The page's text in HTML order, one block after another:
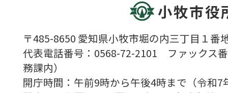
小牧市役
〒485-8650 愛知県小牧市堀の内三丁目１番
代表電話番号：0568-72-2101 ファックス
務課内）
開庁時間：午前9時から午後4時まで（令